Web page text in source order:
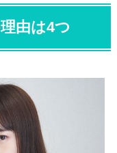
由は4つ